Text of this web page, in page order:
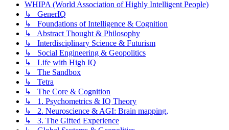
WHIPA (World Association of Highly Intelligent People)
↳ GenerIQ
↳ Foundations of Intelligence & Cognition
↳ Abstract Thought & Philosophy
↳ Interdisciplinary Science & Futurism
↳ Social Engineering & Geopolitics
↳ Life with High IQ
↳ The Sandbox
↳ Tetra
↳ The Core & Cognition
↳ 1. Psychometrics & IQ Theory
↳ 2. Neuroscience & AGI: Brain mapping,
↳ 3. The Gifted Experience